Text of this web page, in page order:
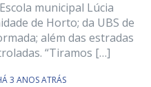
municipal Lúcia
de Horto; da UBS de
além das estradas
“Tiramos […]
3 ANOS ATRÁS